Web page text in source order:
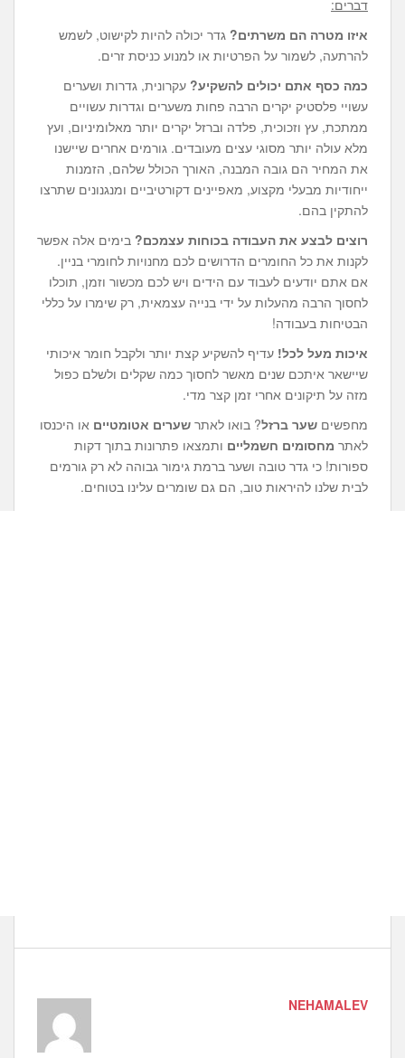
דברים:
איזו מטרה הם משרתים? גדר יכולה להיות לקישוט, לשמש
להרתעה, לשמור על הפרטיות או למנוע כניסת זרים.
כמה כסף אתם יכולים להשקיע? עקרונית, גדרות ושערים
עשויי פלסטיק יקרים הרבה פחות משערים וגדרות עשויים
ממתכת, עץ וזכוכית, פלדה וברזל יקרים יותר מאלומיניום, ועץ
מלא עולה יותר מסוגי עצים מעובדים. גורמים אחרים שיישנו
את המחיר הם גובה המבנה, האורך הכולל שלהם, הזמנות
ייחודיות מבעלי מקצוע, מאפיינים דקורטיביים ומנגנונים שתרצו
להתקין בהם.
רוצים לבצע את העבודה בכוחות עצמכם? בימים אלה אפשר
לקנות את כל החומרים הדרושים לכם מחנויות לחומרי בניין.
אם אתם יודעים לעבוד עם הידים ויש לכם מכשור וזמן, תוכלו
לחסוך הרבה מהעלות על ידי בנייה עצמאית, רק שימרו על כללי
הבטיחות בעבודה!
איכות מעל לכל! עדיף להשקיע קצת יותר ולקבל חומר איכותי
שיישאר איתכם שנים מאשר לחסוך כמה שקלים ולשלם כפול
מזה על תיקונים אחרי זמן קצר מדי.
מחפשים שער ברזל? בואו לאתר שערים אטומטיים או היכנסו
לאתר מחסומים חשמליים ותמצאו פתרונות בתוך דקות
ספורות! כי גדר טובה ושער ברמת גימור גבוהה לא רק גורמים
לבית שלנו להיראות טוב, הם גם שומרים עלינו בטוחים.
NEHAMALEV